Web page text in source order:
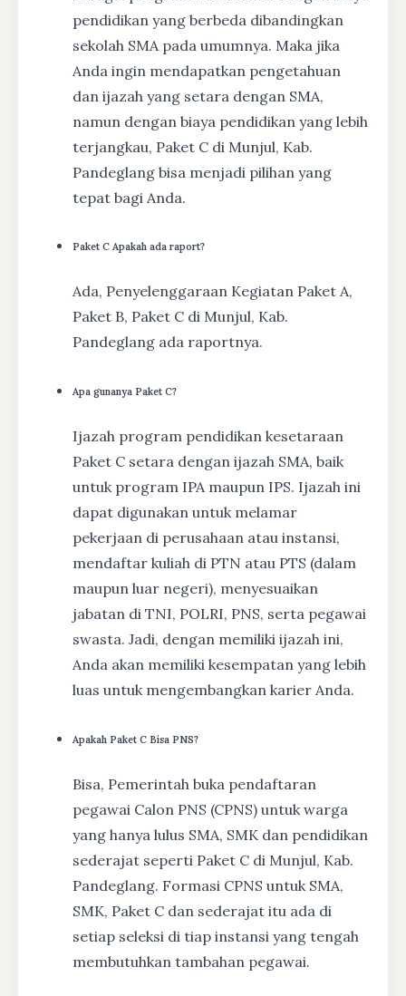
pendidikan yang berbeda dibandingkan
sekolah SMA pada umumnya. Maka jika
Anda ingin mendapatkan pengetahuan
dan ijazah yang setara dengan SMA,
namun dengan biaya pendidikan yang lebih
terjangkau, Paket C di Munjul, Kab.
Pandeglang bisa menjadi pilihan yang
tepat bagi Anda.
Paket C Apakah ada raport?
Ada, Penyelenggaraan Kegiatan Paket A,
Paket B, Paket C di Munjul, Kab.
Pandeglang ada raportnya.
Apa gunanya Paket C?
Ijazah program pendidikan kesetaraan
Paket C setara dengan ijazah SMA, baik
untuk program IPA maupun IPS. Ijazah ini
dapat digunakan untuk melamar
pekerjaan di perusahaan atau instansi,
mendaftar kuliah di PTN atau PTS (dalam
maupun luar negeri), menyesuaikan
jabatan di TNI, POLRI, PNS, serta pegawai
swasta. Jadi, dengan memiliki ijazah ini,
Anda akan memiliki kesempatan yang lebih
luas untuk mengembangkan karier Anda.
Apakah Paket C Bisa PNS?
Bisa, Pemerintah buka pendaftaran
pegawai Calon PNS (CPNS) untuk warga
yang hanya lulus SMA, SMK dan pendidikan
sederajat seperti Paket C di Munjul, Kab.
Pandeglang. Formasi CPNS untuk SMA,
SMK, Paket C dan sederajat itu ada di
setiap seleksi di tiap instansi yang tengah
membutuhkan tambahan pegawai.